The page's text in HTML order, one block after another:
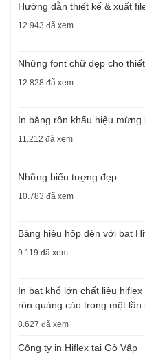
Hướng dẫn thiết kế & xuất
12.943 đã xem
Những font chữ đẹp cho
12.828 đã xem
In băng rôn khẩu hiệu mừng
11.212 đã xem
Những biểu tượng đẹp
10.783 đã xem
Bảng hiệu hộp đèn với bạt
9.119 đã xem
In bạt khổ lớn chất liệu
rôn quảng cáo trong một lần
8.627 đã xem
Công ty in Hiflex tại Gò Vấp